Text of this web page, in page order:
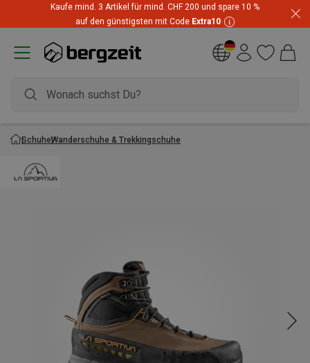
Kaufe mind. 3 Artikel für mind. CHF 200 und spare 10 %
auf den günstigsten mit Code Extra10
SchuheWanderschuhe & Trekkingschuhe